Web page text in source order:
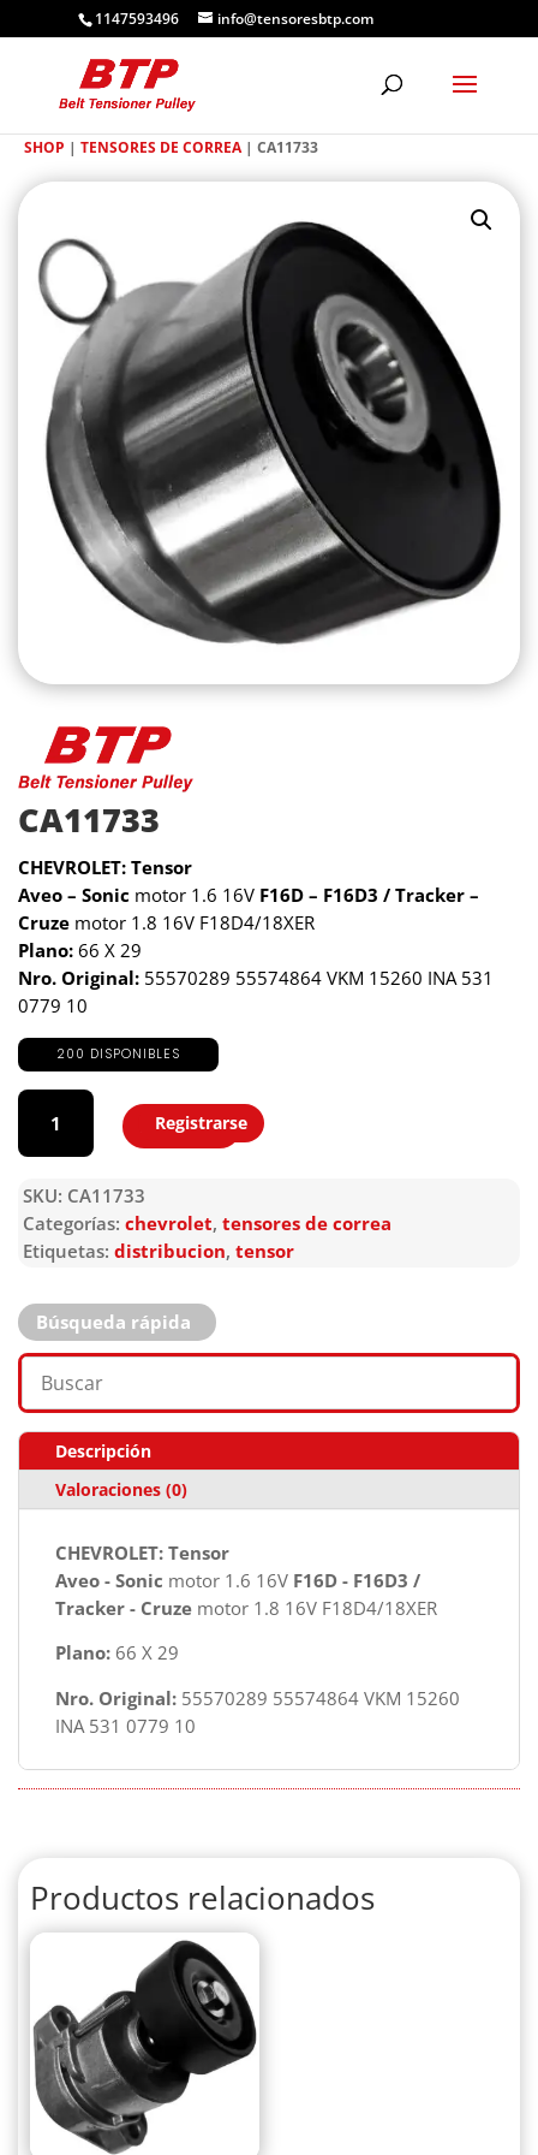
1147593496 info@tensoresbtp.com
SHOP | TENSORES DE CORREA| CA11733
CA11733
CHEVROLET: Tensor
Aveo – Sonic motor 1.6 16V F16D – F16D3 / Tracker –
Cruze motor 1.8 16V F18D4/18XER
Plano: 66 X 29
Nro. Original: 55570289 55574864 VKM 15260 INA 531
0779 10
200 DISPONIBLES
CA11733
cantidad
Agregar
Registrarse
SKU: CA11733
Categorías: chevrolet, tensores de correa
Etiquetas: distribucion, tensor
Búsqueda rápida
Descripción
Valoraciones (0)
CHEVROLET: Tensor
Aveo - Sonic motor 1.6 16V F16D - F16D3 /
Tracker - Cruze motor 1.8 16V F18D4/18XER
Plano: 66 X 29
Nro. Original: 55570289 55574864 VKM 15260
INA 531 0779 10
Productos relacionados